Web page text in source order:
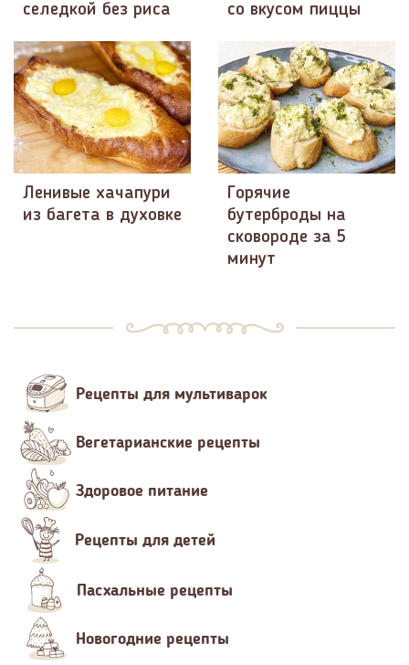
селедкой без риса
со вкусом пиццы
Ленивые хачапури
из багета в духовке
Горячие
бутерброды на
сковороде за 5
минут
Рецепты для мультиварок
Вегетарианские рецепты
Здоровое питание
Рецепты для детей
Пасхальные рецепты
Новогодние рецепты